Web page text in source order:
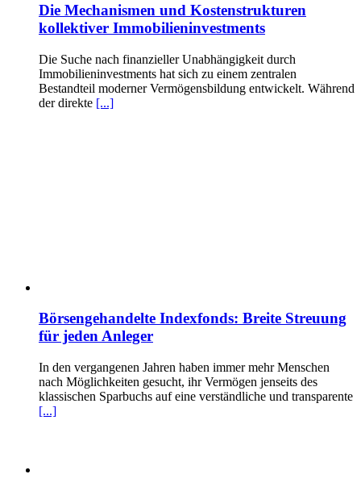
Die Mechanismen und Kostenstrukturen
kollektiver Immobilieninvestments
Die Suche nach finanzieller Unabhängigkeit durch
Immobilieninvestments hat sich zu einem zentralen
Bestandteil moderner Vermögensbildung entwickelt. Während
der direkte [...]
Börsengehandelte Indexfonds: Breite Streuung
für jeden Anleger
In den vergangenen Jahren haben immer mehr Menschen
nach Möglichkeiten gesucht, ihr Vermögen jenseits des
klassischen Sparbuchs auf eine verständliche und transparente
[...]